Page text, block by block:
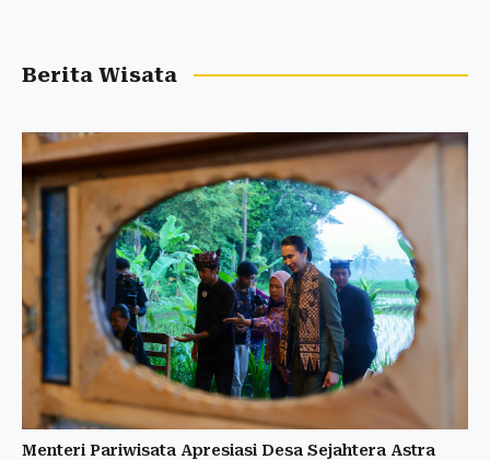
Berita Wisata
Menteri Pariwisata Apresiasi Desa Sejahtera Astra